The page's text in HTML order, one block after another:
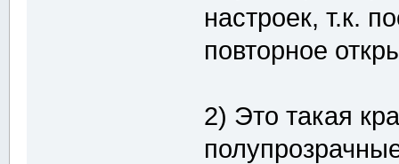
настроек, т.к.
повторное
2) Это такая